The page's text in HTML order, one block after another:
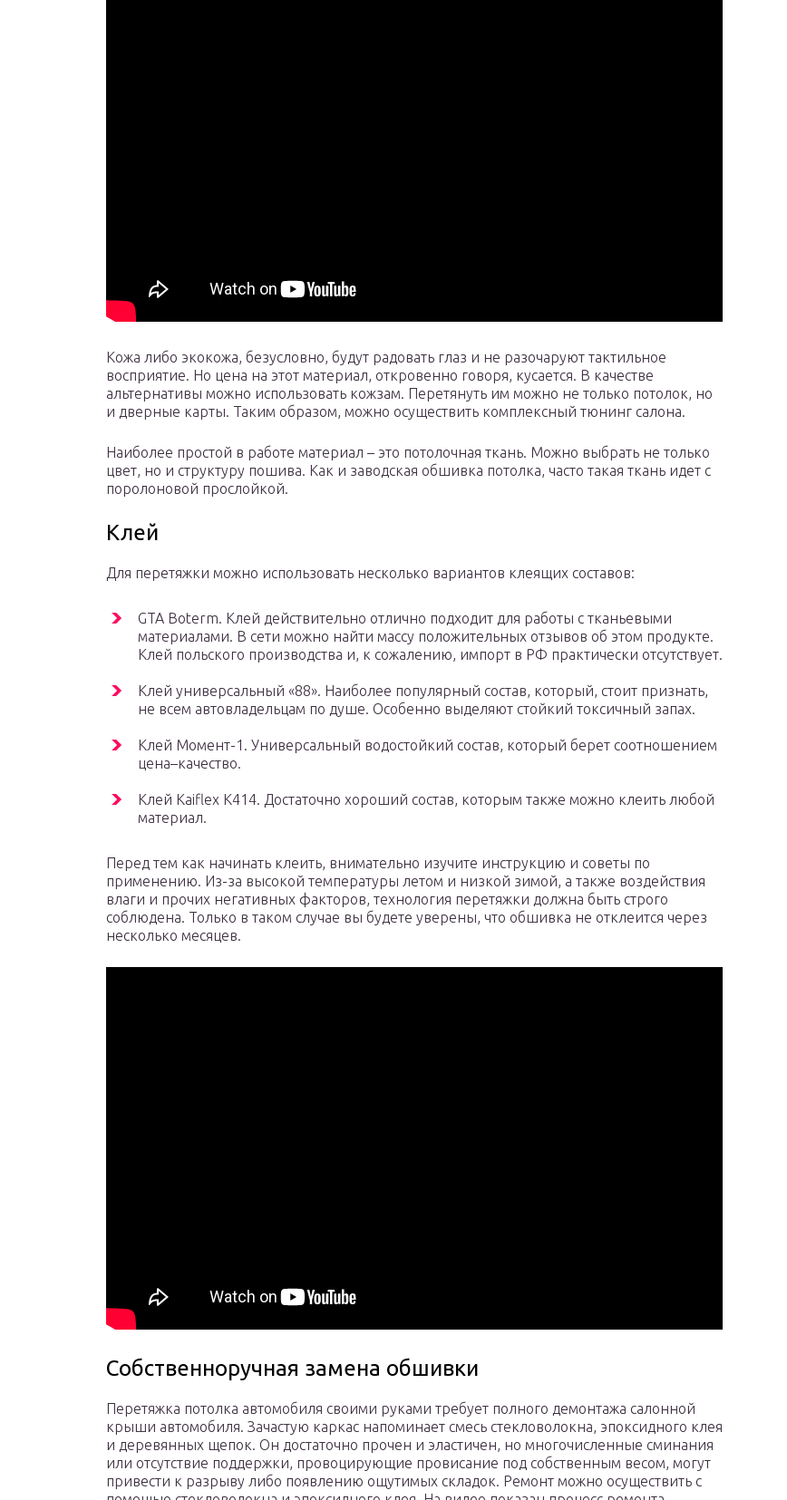
Кожа либо экокожа, безусловно, будут радовать глаз и не разочаруют тактильное
восприятие. Но цена на этот материал, откровенно говоря, кусается. В качестве
альтернативы можно использовать кожзам. Перетянуть им можно не только потолок, но
и дверные карты. Таким образом, можно осуществить комплексный тюнинг салона.
Наиболее простой в работе материал – это потолочная ткань. Можно выбрать не только
цвет, но и структуру пошива. Как и заводская обшивка потолка, часто такая ткань идет с
поролоновой прослойкой.
Клей
Для перетяжки можно использовать несколько вариантов клеящих составов:
GTA Boterm. Клей действительно отлично подходит для работы с тканьевыми
материалами. В сети можно найти массу положительных отзывов об этом продукте.
Клей польского производства и, к сожалению, импорт в РФ практически отсутствует.
Клей универсальный «88». Наиболее популярный состав, который, стоит признать,
не всем автовладельцам по душе. Особенно выделяют стойкий токсичный запах.
Клей Момент-1. Универсальный водостойкий состав, который берет соотношением
цена–качество.
Клей Kaiflex K414. Достаточно хороший состав, которым также можно клеить любой
материал.
Перед тем как начинать клеить, внимательно изучите инструкцию и советы по
применению. Из-за высокой температуры летом и низкой зимой, а также воздействия
влаги и прочих негативных факторов, технология перетяжки должна быть строго
соблюдена. Только в таком случае вы будете уверены, что обшивка не отклеится через
несколько месяцев.
Собственноручная замена обшивки
Перетяжка потолка автомобиля своими руками требует полного демонтажа салонной
крыши автомобиля. Зачастую каркас напоминает смесь стекловолокна, эпоксидного клея
и деревянных щепок. Он достаточно прочен и эластичен, но многочисленные сминания
или отсутствие поддержки, провоцирующие провисание под собственным весом, могут
привести к разрыву либо появлению ощутимых складок. Ремонт можно осуществить с